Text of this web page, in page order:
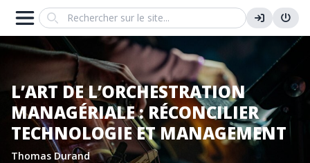
Search
L’ART DE L’ORCHESTRATION
MANAGÉRIALE : RÉCONCILIER
TECHNOLOGIE ET MANAGEMENT
Thomas Durand